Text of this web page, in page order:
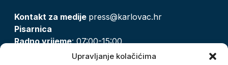
Upravljanje kolačićima
Kontakt za medije press@karlovac.hr
Pisarnica
Radno vrijeme: 07:00-15:00
pisarnica@karlovac.hr